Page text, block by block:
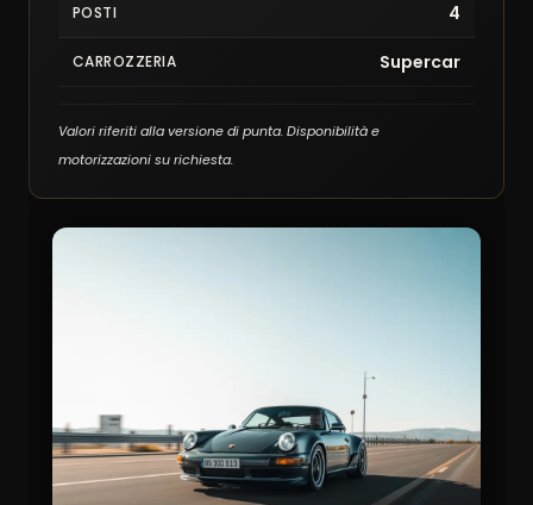
POSTI 4
CARROZZERIA Supercar
Valori riferiti alla versione di punta. Disponibilità e
motorizzazioni su richiesta.